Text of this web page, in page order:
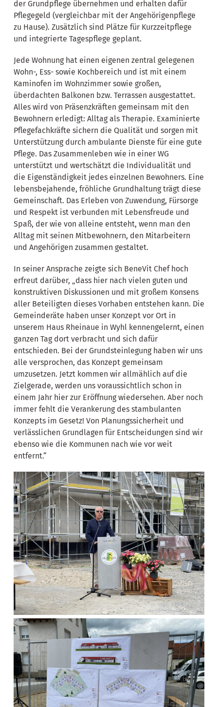
der Grundpflege übernehmen und erhalten dafür
Pflegegeld (vergleichbar mit der Angehörigenpflege
zu Hause). Zusätzlich sind Plätze für Kurzzeitpflege
und integrierte Tagespflege geplant.
Jede Wohnung hat einen eigenen zentral gelegenen
Wohn-, Ess- sowie Kochbereich und ist mit einem
Kaminofen im Wohnzimmer sowie großen,
überdachten Balkonen bzw. Terrassen ausgestattet.
Alles wird von Präsenzkräften gemeinsam mit den
Bewohnern erledigt: Alltag als Therapie. Examinierte
Pflegefachkräfte sichern die Qualität und sorgen mit
Unterstützung durch ambulante Dienste für eine gute
Pflege. Das Zusammenleben wie in einer WG
unterstützt und wertschätzt die Individualität und
die Eigenständigkeit jedes einzelnen Bewohners. Eine
lebensbejahende, fröhliche Grundhaltung trägt diese
Gemeinschaft. Das Erleben von Zuwendung, Fürsorge
und Respekt ist verbunden mit Lebensfreude und
Spaß, der wie von alleine entsteht, wenn man den
Alltag mit seinen Mitbewohnern, den Mitarbeitern
und Angehörigen zusammen gestaltet.
In seiner Ansprache zeigte sich BeneVit Chef hoch
erfreut darüber, „dass hier nach vielen guten und
konstruktiven Diskussionen und mit großem Konsens
aller Beteiligten dieses Vorhaben entstehen kann. Die
Gemeinderäte haben unser Konzept vor Ort in
unserem Haus Rheinaue in Wyhl kennengelernt, einen
ganzen Tag dort verbracht und sich dafür
entschieden. Bei der Grundsteinlegung haben wir uns
alle versprochen, das Konzept gemeinsam
umzusetzen. Jetzt kommen wir allmählich auf die
Zielgerade, werden uns voraussichtlich schon in
einem Jahr hier zur Eröffnung wiedersehen. Aber noch
immer fehlt die Verankerung des stambulanten
Konzepts im Gesetz! Von Planungssicherheit und
verlässlichen Grundlagen für Entscheidungen sind wir
ebenso wie die Kommunen nach wie vor weit
entfernt.“